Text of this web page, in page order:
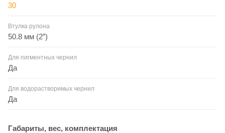
30
Втулка рулона
50.8 мм (2”)
Для пигментных чернил
Да
Для водорастворимых чернил
Да
Габариты, вес, комплектация